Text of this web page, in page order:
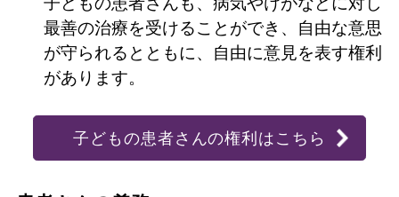
最善の治療を受けることができ、自由な意思
が守られるとともに、自由に意見を表す権利
があります。
子どもの患者さんの権利はこちら